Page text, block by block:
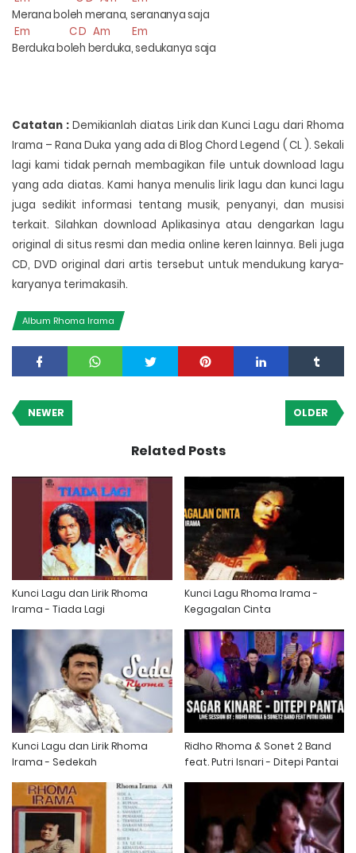
Merana boleh merana, serananya saja
Em C D Am Em
Berduka boleh berduka, sedukanya saja
Catatan :Demikianlah diatas Lirik dan Kunci Lagu dari Rhoma
Irama – Rana Duka yang ada di Blog Chord Legend ( CL ). Sekali
lagi kami tidak pernah membagikan file untuk download lagu
yang ada diatas. Kami hanya menulis lirik lagu dan kunci lagu
juga sedikit informasi tentang musik, penyanyi, dan musisi
terkait. Silahkan download Aplikasinya atau dengarkan lagu
original di situs resmi dan media online keren lainnya. Beli juga
CD, DVD original dari artis tersebut untuk mendukung karya-
karyanya terimakasih.
Album Rhoma Irama
NEWER OLDER
Related Posts
Kunci Lagu dan Lirik Rhoma
Irama - Tiada Lagi
Kunci Lagu Rhoma Irama -
Kegagalan Cinta
Kunci Lagu dan Lirik Rhoma
Irama - Sedekah
Ridho Rhoma & Sonet 2 Band
feat. Putri Isnari - Ditepi Pantai